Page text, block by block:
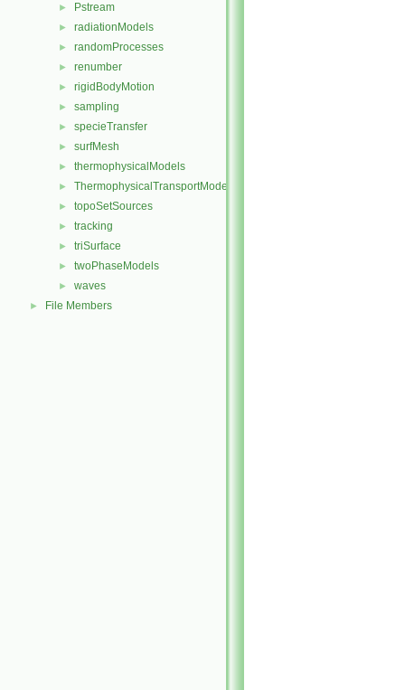
► Pstream
► radiationModels
► randomProcesses
► renumber
► rigidBodyMotion
► sampling
► specieTransfer
► surfMesh
► thermophysicalModels
► ThermophysicalTransportModels
► topoSetSources
► tracking
► triSurface
► twoPhaseModels
► waves
► File Members